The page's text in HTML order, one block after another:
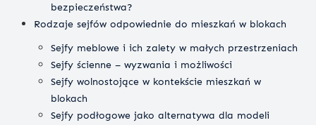
bezpieczeństwa?
Rodzaje sejfów odpowiednie do mieszkań w blokach
Sejfy meblowe i ich zalety w małych przestrzeniach
Sejfy ścienne – wyzwania i możliwości
Sejfy wolnostojące w kontekście mieszkań w
blokach
Sejfy podłogowe jako alternatywa dla modeli